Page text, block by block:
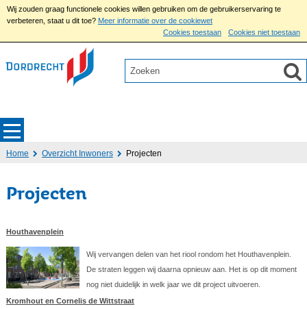
Wij zouden graag functionele cookies willen gebruiken om de gebruikerservaring te
verbeteren, staat u dit toe? Meer informatie over de cookiewet
Cookies toestaan
Cookies niet toestaan
Home Overzicht Inwoners Projecten
Projecten
Houthavenplein
Wij vervangen delen van het riool rondom het Houthavenplein.
De straten leggen wij daarna opnieuw aan. Het is op dit moment
nog niet duidelijk in welk jaar we dit project uitvoeren.
Kromhout en Cornelis de Wittstraat